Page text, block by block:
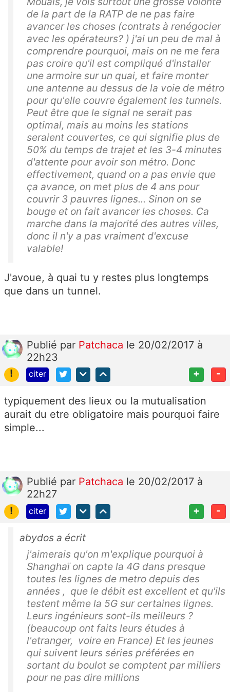
de la part de la RATP de ne pas faire
avancer les choses (contrats à renégocier
avec les opérateurs? ) j'ai un peu de mal à
comprendre pourquoi, mais on ne me fera
pas croire qu'il est compliqué d'installer
une armoire sur un quai, et faire monter
une antenne au dessus de la voie de métro
pour qu'elle couvre également les tunnels.
Peut être que le signal ne serait pas
optimal, mais au moins les stations
seraient couvertes, ce qui signifie plus de
50% du temps de trajet et les 3-4 minutes
d'attente pour avoir son métro. Donc
effectivement, quand on a pas envie que
ça avance, on met plus de 4 ans pour
couvrir 3 pauvres lignes... Sinon on se
bouge et on fait avancer les choses. Ca
marche dans la majorité des autres villes,
donc il n'y a pas vraiment d'excuse
valable!
J'avoue, à quai tu y restes plus longtemps
que dans un tunnel.
Publié par Patchaca le 20/02/2017 à
22h23
!
citer + -
typiquement des lieux ou la mutualisation
aurait du etre obligatoire mais pourquoi faire
simple...
Publié par Patchaca le 20/02/2017 à
22h27
!
citer + -
abydos a écrit
j'aimerais qu'on m'explique pourquoi à
Shanghaï on capte la 4G dans presque
toutes les lignes de metro depuis des
années , que le débit est excellent et qu'ils
testent même la 5G sur certaines lignes.
Leurs ingénieurs sont-ils meilleurs ?
(beaucoup ont faits leurs études à
l'etranger, voire en France) Et les jeunes
qui suivent leurs séries préférées en
sortant du boulot se comptent par milliers
pour ne pas dire millions